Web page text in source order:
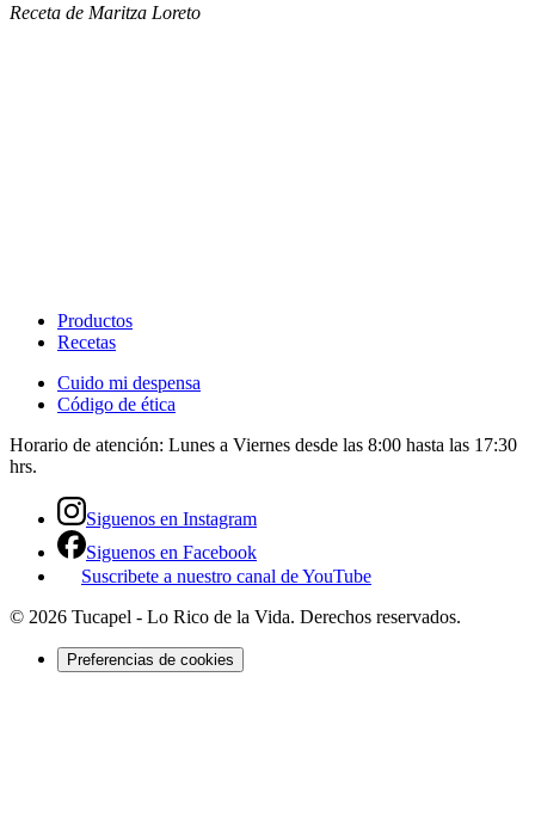
Receta de Maritza Loreto​​​​‌ ‍ ​‍​‍‌‍ ‌ ​‍‌‍‍‌‌‍‌ ‌‍‍‌‌‍ ‍​‍​‍​ ‍‍​‍​‍‌ ​ ‌‍​‌‌‍ ‍‌‍‍‌‌ ‌​‌ ‍‌​‍ ‍‌‍‍‌‌‍ ​‍​‍​‍ ​​‍​‍‌‍‍​‌ ​‍‌‍‌‌‌‍‌‍​‍​‍​ ‍‍​‍​‍‌‍‍​‌ ‌​‌ ‌​‌ ​​‌ ​ ​ ‍‍​‍ ​‍ ‌ ‌​‌ ‌‌‌‍​ ‌‍​‌‌ ​​‌‍‌‌‌‍ ​​‍ ‍‌ ​ ‌‍​‌‌‍ ‍‌‍‍‌‌ ‌​‌ ‍‌​‍ ‍‌ ​ ‌ ‌​‌ ‌‌‌‍‌​‌‍‍‌‌‍ ​‍ ‌‍‍‌‌‍ ‍‌ ‌​‌‍‌‌‌‍ ‍‌ ‌​​‍ ‌‍‌‌‌‍‌​‌‍‍‌‌ ‌​​‍ ‌‍ ‌‌‍ ‌‍‌​‌‍‌‌​ ‌‌ ​​‌ ​‍‌‍‌‌‌ ​ ‌‍‌‌‌‍ ‍‌ ‌​‌‍​‌‌ ‌​‌‍‍‌‌‍ ‌‍ ‍​ ‍ ‌‍‍‌‌‍‌​​ ‌‌ ​‍‌‍‌‌‌‍​ ‌‍‍‌‌ ​​‌‍‌‌​‍ ‌​ ‌ ​ ‍​​ ‍‌​ ​‌​ ‍ ‌ ‌​‌ ‍‌‌ ​​‌‍‌‌​ ‌‌ ​‍‌‍‌‌‌‍​ ‌‍‍‌‌ ​​‌‍‌‌​ ‍ ‌ ​​‌‍​‌‌ ‌​‌‍‍​​ ‌‌‍‍‌‌‍ ‍‌ ​ ‌ ‌​‌ ​‍‌ ‌‌‌‍​ ‌ ‌​‌‍‍‌‌‍ ‌‍ ‍‌ ​ ​‍‌‌​ ‌‌‌​​‍‌‌ ‌‍‍ ‌‍‌‌‌ ‍‌​‍‌‌​ ​ ‌​‌​​‍‌‌​ ​ ‌​‌​​‍‌‌​ ​‍​ ​‍​ ‌‍​ ‌‌​ ​ ‌‍‌‌​ ‌‌​ ‌ ‌‍‌‌​ ‍‌​ ‌‌​ ​​​ ‌‍​ ​ ​‍‌‌​ ​‍​ ​‍​‍‌‌​ ‌‌‌​‌​​‍ ‍‌‍​ ‌‍‍​‌‍‍‌‌‍ ​‌‍‌​‌ ​‍‌‍‌‌‌‍ ‍​‍‌‌​ ‌‌‌​​‍‌‌ ‌‍‍ ‌‍‌‌‌ ‍‌​‍‌‌​ ​ ‌​‌​​‍‌‌​ ​ ‌​‌​​‍‌‌​ ​‍​ ​‍‌‍​ ​ ​​​ ‌ ​ ​‍​ ​ ​ ​​‌‍​‍​ ​​​ ​‍​ ​‍​ ​‍​ ‍‌​‍‌‌​ ​‍​ ​‍​‍‌‌​ ‌‌‌​‌​​‍ ‍‌ ‌​‌‍‌‌‌ ‍​‌ ‌​​ ‌‍​‍‌‍​‌‌ ​ ‌‍‌‌‌‌‌‌‌ ​‍‌‍ ​​ ‌‌‍‍​‌ ‌​‌ ‌​‌ ​​‌ ​ ​‍‌‌​ ​ ‌​​‌​‍‌‌​ ​‍‌​‌‍​‍‌‌​ ​‍‌​‌‍‌ ‌​‌ ‌‌‌‍​ ‌‍​‌‌ ​​‌‍‌‌‌‍ ​​‍ ‍‌ ​ ‌‍​‌‌‍ ‍‌‍‍‌‌ ‌​‌ ‍‌​‍ ‍‌ ​ ‌ ‌​‌ ‌‌‌‍‌​‌‍‍‌‌‍ ​‍‌‍‌‍‍‌‌‍‌​​ ‌‌ ​‍‌‍‌‌‌‍​ ‌‍‍‌‌ ​​‌‍‌‌​‍ ‌​ ‌ ​ ‍​​ ‍‌​ ​‌​‍‌‍‌ ‌​‌ ‍‌‌ ​​‌‍‌‌​ ‌‌ ​‍‌‍‌‌‌‍​ ‌‍‍‌‌ ​​‌‍‌‌​‍‌‍‌ ​​‌‍​‌‌ ‌​‌‍‍​​ ‌‌‍‍‌‌‍ ‍‌ ​ ‌ ‌​‌ ​‍‌ ‌‌‌‍​ ‌ ‌​‌‍‍‌‌‍ ‌‍ ‍‌ ​ ​‍‌‌​ ‌‌‌​​‍‌‌ ‌‍‍ ‌‍‌‌‌ ‍‌​‍‌‌​ ​ ‌​‌​​‍‌‌​ ​ ‌​‌​​‍‌‌​ ​‍​ ​‍​ ‌‍​ ‌‌​ ​ ‌‍‌‌​ ‌‌​ ‌ ‌‍‌‌​ ‍‌​ ‌‌​ ​​​ ‌‍​ ​ ​‍‌‌​ ​‍​ ​‍​‍‌‌​ ‌‌‌​‌​​‍ ‍‌‍​ ‌‍‍​‌‍‍‌‌‍ ​‌‍‌​‌ ​‍‌‍‌‌‌‍ ‍​‍‌‌​ ‌‌‌​​‍‌‌ ‌‍‍ ‌‍‌‌‌ ‍‌​‍‌‌​ ​ ‌​‌​​‍‌‌​ ​ ‌​‌​​‍‌‌​ ​‍​ ​‍‌‍​ ​ ​​​ ‌ ​ ​‍​ ​ ​ ​​‌‍​‍​ ​​​ ​‍​ ​‍​ ​‍​ ‍‌​‍‌‌​ ​‍​ ​‍​‍‌‌​ ‌‌‌​‌​​‍ ‍‌ ‌​‌‍‌‌‌ ‍​‌ ‌​​‍‌‍‌ ​​‌‍‌‌‌ ​‍‌ ​ ‌ ​​‌‍‌‌‌‍​ ‌ ‌​‌‍‍‌‌ ‌‍‌‍‌‌​ ‌‌ ​​‌ ‌‌‌‍​‍‌‍ ​‌‍‍‌‌ ​ ‌‍‍​‌‍‌‌‌‍‌​​‍​‍‌ ‌
Productos
Recetas
Cuido mi despensa
Código de ética
Horario de atención: Lunes a Viernes desde las 8:00 hasta las 17:30
hrs.
Siguenos en Instagram
Siguenos en Facebook
Suscribete a nuestro canal de YouTube
© 2026 Tucapel - Lo Rico de la Vida. Derechos reservados.
Preferencias de cookies